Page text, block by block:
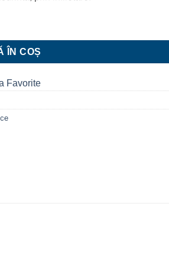
ÎN COȘ
Favorite